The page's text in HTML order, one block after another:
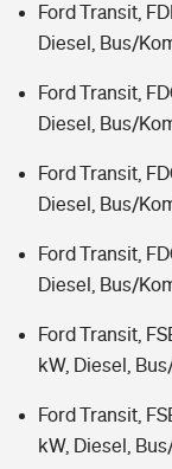
Ford Transit,
Diesel, Bus/
Ford Transit,
Diesel, Bus/
Ford Transit,
Diesel, Bus/
Ford Transit,
Diesel, Bus/
Ford Transit,
kW, Diesel,
Ford Transit,
kW, Diesel,